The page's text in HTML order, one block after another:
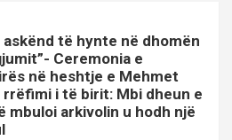
askënd të hynte në dhomën
Ceremonia e
në heshtje e Mehmet
rrëfimi i të birit: Mbi dheun e
mbuloi arkivolin u hodh një